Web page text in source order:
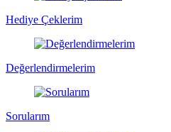
Hediye Çeklerim
Değerlendirmelerim
Sorularım